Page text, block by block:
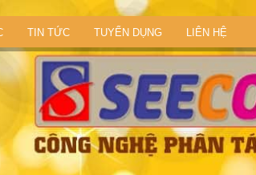
TIN TỨC TUYỂN DỤNG LIÊN HỆ